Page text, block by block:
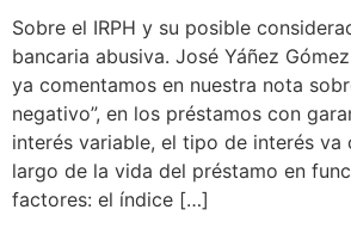
Sobre el IRPH y su posible
bancaria abusiva. José Yáñez
ya comentamos en nuestra nota
negativo”, en los préstamos con
interés variable, el tipo de interés va
largo de la vida del préstamo en
factores: el índice […]